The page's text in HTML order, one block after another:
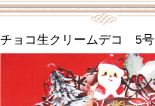
チョコ生クリームデコ 5号